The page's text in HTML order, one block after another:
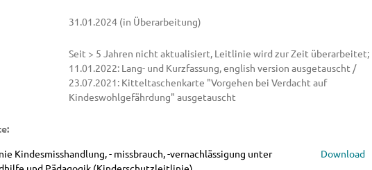
31.01.2024 (in Überarbeitung)
Seit > 5 Jahren nicht aktualisiert, Leitlinie wird zur Zeit überarbeitet;
11.01.2022: Lang- und Kurzfassung, english version ausgetauscht /
23.07.2021: Kitteltaschenkarte "Vorgehen bei Verdacht auf
Kindeswohlgefährdung" ausgetauscht
Kindesmisshandlung, - missbrauch, -vernachlässigung unter
Download